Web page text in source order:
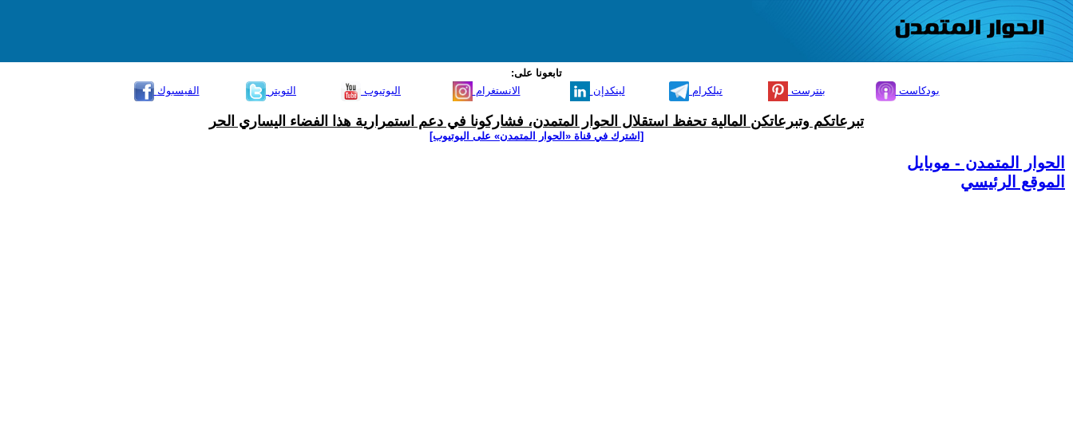
تابعونا على:
الفيسبوك
التويتر اليوتيوب الانستغرام لينكدإن تيلكرام بنترست بودكاست
تبرعاتكم وتبرعاتكن المالية تحفظ استقلال الحوار المتمدن، فشاركونا في دعم استمرارية هذا الفضاء اليساري الحر
[اشترك في قناة ‫«الحوار المتمدن» على اليوتيوب]
الحوار المتمدن - موبايل
الموقع الرئيسي